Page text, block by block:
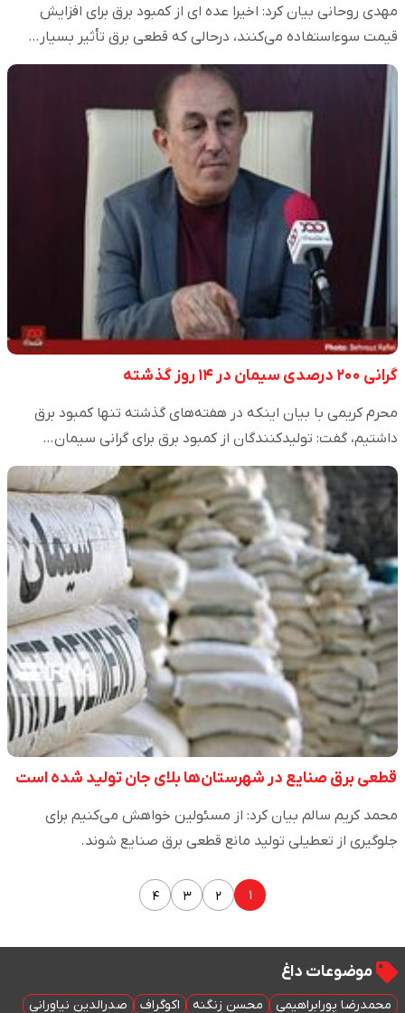
مهدی روحانی بیان کرد: اخیرا عده ای از کمبود برق برای افزایش
قیمت سوءاستفاده می‌کنند، درحالی که قطعی برق تأثیر بسیار…
گرانی ۲۰۰ درصدی سیمان در ۱۴ روز گذشته
محرم کریمی با بیان اینکه در هفته‌های گذشته تنها کمبود برق
داشتیم، گفت: تولیدکنندگان از کمبود برق برای گرانی سیمان…
قطعی برق صنایع در شهرستان‌ها بلای جان تولید شده است
محمد کریم سالم بیان کرد: از مسئولین خواهش می‌کنیم برای
جلوگیری از تعطیلی تولید مانع قطعی برق صنایع شوند.
۱ ۲ ۳ ۴
موضوعات داغ
محمدرضا پورابراهیمی محسن زنگنه اکوگراف صدرالدین نیاورانی